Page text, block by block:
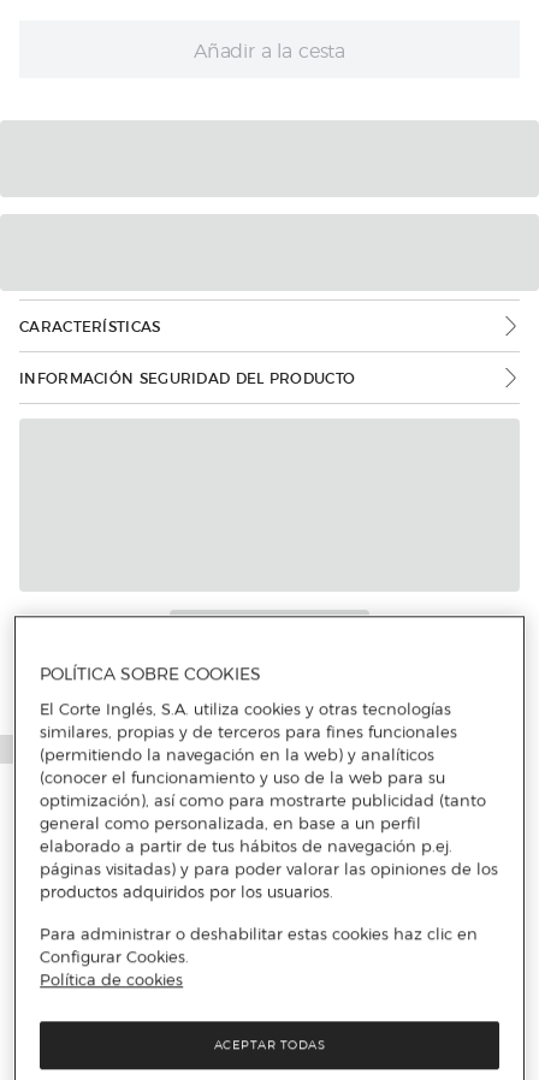
Añadir a la cesta
CARACTERÍSTICAS
INFORMACIÓN SEGURIDAD DEL PRODUCTO
POLÍTICA SOBRE COOKIES
El Corte Inglés, S.A. utiliza cookies y otras tecnologías
similares, propias y de terceros para fines funcionales
(permitiendo la navegación en la web) y analíticos
(conocer el funcionamiento y uso de la web para su
optimización), así como para mostrarte publicidad (tanto
general como personalizada, en base a un perfil
elaborado a partir de tus hábitos de navegación p.ej.
páginas visitadas) y para poder valorar las opiniones de los
productos adquiridos por los usuarios.
Para administrar o deshabilitar estas cookies haz clic en
Configurar Cookies.
Política de cookies
ACEPTAR TODAS